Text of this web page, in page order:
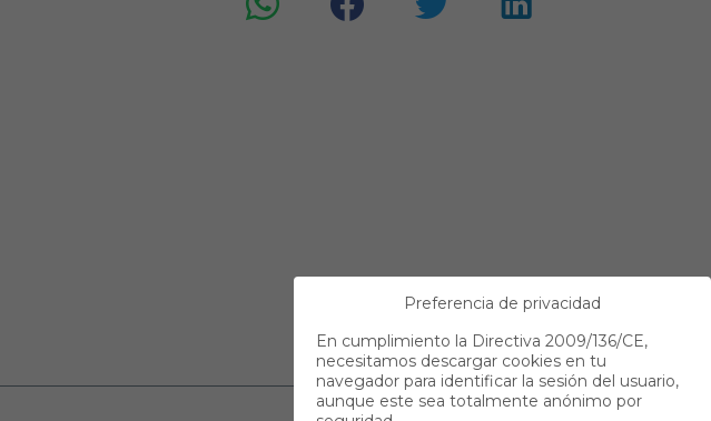
Preferencia de privacidad
En cumplimiento la Directiva 2009/136/CE,
necesitamos descargar cookies en tu
navegador para identificar la sesión del usuario,
aunque este sea totalmente anónimo por